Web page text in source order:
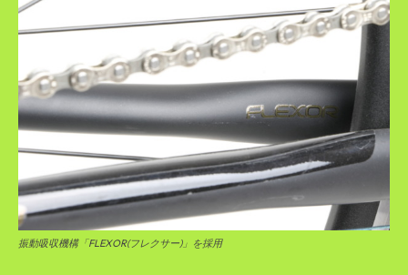
振動吸収機構「FLEXOR(フレクサー)」を採用